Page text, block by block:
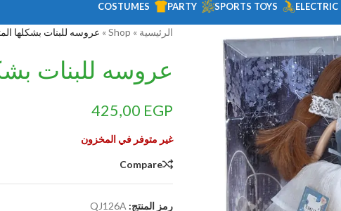
ELECTRIC
SPORTS TOYS
PARTY
COSTUMES
الرئيسية »
Shop
» عروسه للبنات بشكلها
عروسه للبنات
425,00 EGP
غير متوفر في المخزون
Compare
رمز المنتج: QJ126A